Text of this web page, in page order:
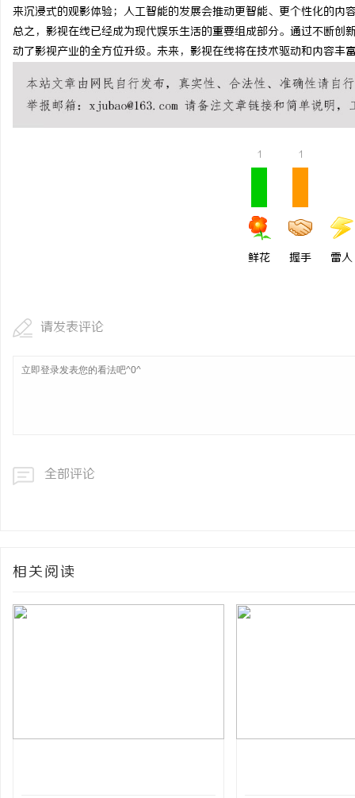
来沉浸式的观影体验；人工智能的发展会推动更智能、更个性化的内
总之，影视在线已经成为现代娱乐生活的重要组成部分。通过不断
动了影视产业的全方位升级。未来，影视在线将在技术驱动和内容丰
1
鲜花
1
握手 雷人
请发表评论
全部评论
相关阅读
净 AC 国际医疗实验室，标准化研发体系 550FC45耐磨改性颗粒